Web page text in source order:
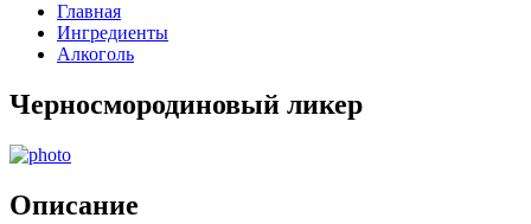
Главная
Ингредиенты
Алкоголь
Черносмородиновый ликер
Описание